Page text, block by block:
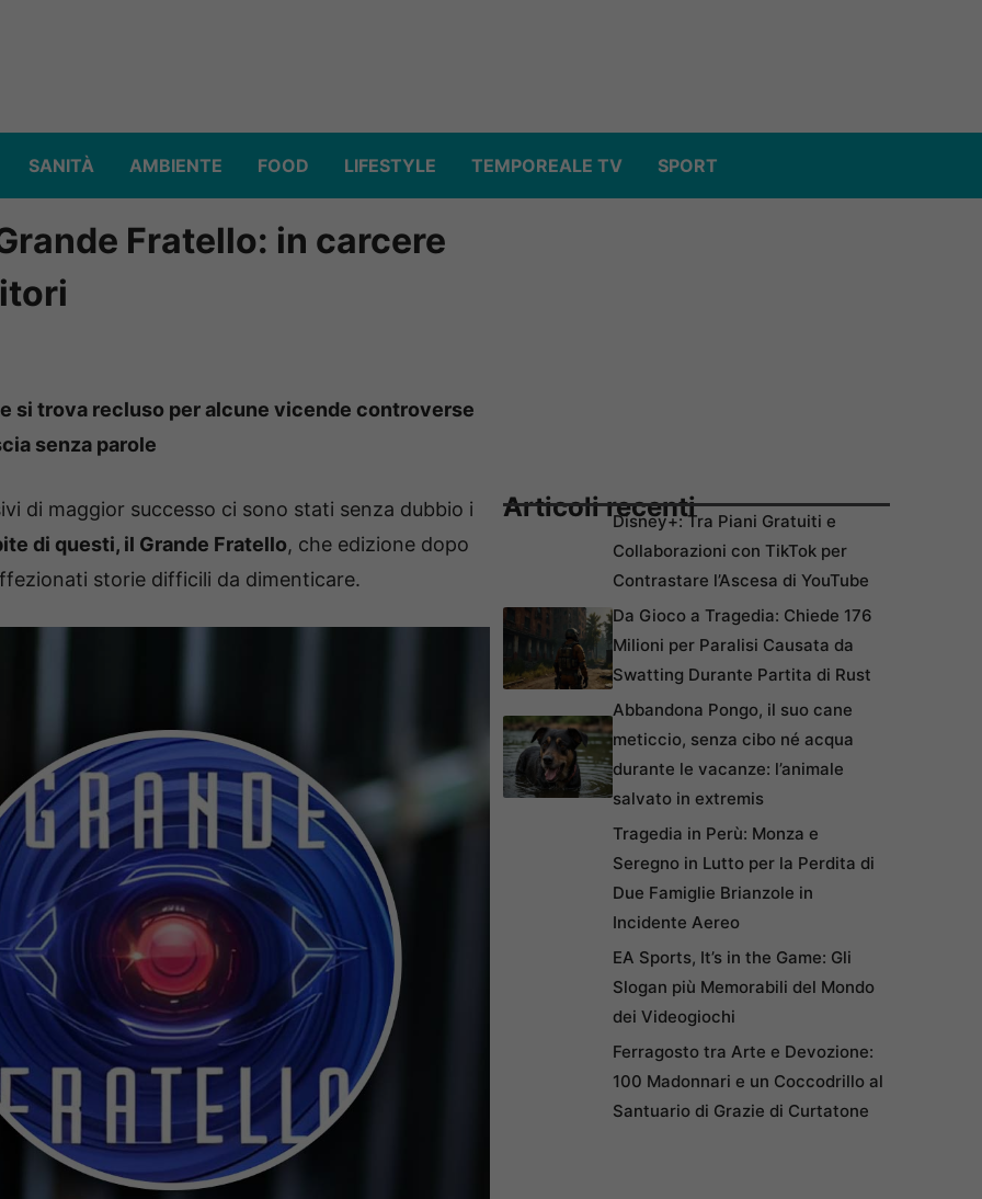
SANITÀ AMBIENTE FOOD LIFESTYLE TEMPOREALE TV SPORT
Fratello: in carcere
si trova recluso per alcune vicende controverse
senza parole
di maggior successo ci sono stati senza dubbio i
di questi, il Grande Fratello, che edizione dopo
storie difficili da dimenticare.
Articoli recentiDisney+: Tra Piani Gratuiti e
Collaborazioni con TikTok per
Contrastare l’Ascesa di YouTube
Da Gioco a Tragedia: Chiede 176
Milioni per Paralisi Causata da
Swatting Durante Partita di Rust
Abbandona Pongo, il suo cane
meticcio, senza cibo né acqua
durante le vacanze: l’animale
salvato in extremis
Tragedia in Perù: Monza e
Seregno in Lutto per la Perdita di
Due Famiglie Brianzole in
Incidente Aereo
EA Sports, It’s in the Game: Gli
Slogan più Memorabili del Mondo
dei Videogiochi
Ferragosto tra Arte e Devozione:
100 Madonnari e un Coccodrillo al
Santuario di Grazie di Curtatone